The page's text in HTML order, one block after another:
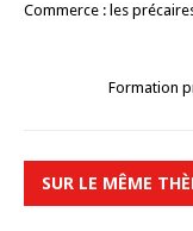
Commerce : les
Formation
SUR LE MÊME